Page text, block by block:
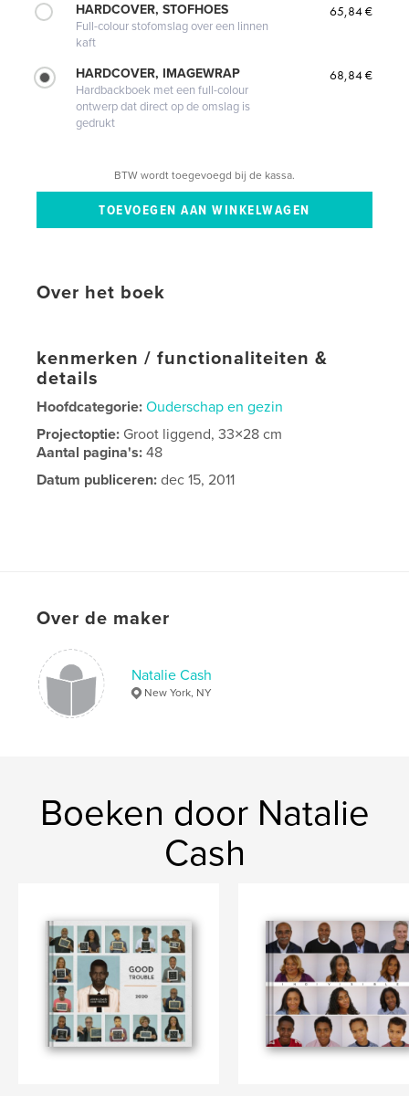
HARDCOVER, STOFHOES
Full-colour stofomslag over een linnen
kaft
65,84 €
HARDCOVER, IMAGEWRAP
Hardbackboek met een full-colour
ontwerp dat direct op de omslag is
gedrukt
68,84 €
BTW wordt toegevoegd bij de kassa.
Over het boek
kenmerken / functionaliteiten &
details
Hoofdcategorie: Ouderschap en gezin
Projectoptie: Groot liggend, 33×28 cm
Aantal pagina's:48
Datum publiceren: dec 15, 2011
Over de maker
Natalie Cash
New York, NY
Boeken door Natalie
Cash